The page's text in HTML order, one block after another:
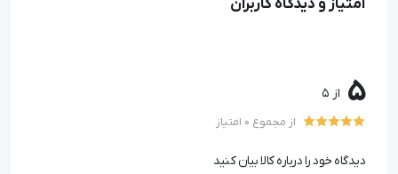
• ساخته شده از استیل ضدزنگ با کیفیت بالا که قابل اتوکلاو
امتیاز و دیدگاه کاربران
5 از 5
از مجموع 0 امتیاز
دیدگاه خود را درباره کالا بیان کنید